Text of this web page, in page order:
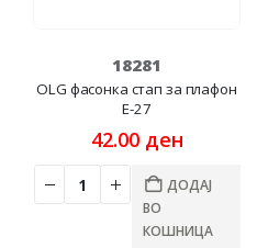
18281
OLG фасонка стап за плафон
Е-27
42.00 ден
ДОДАЈ
ВО
КОШНИЦА